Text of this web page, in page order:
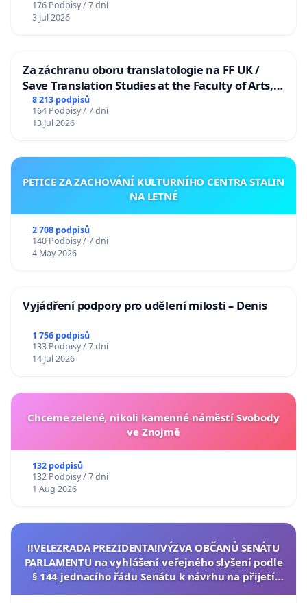
176 Podpisy / 7 dní
3 Jul 2026
Za záchranu oboru translatologie na FF UK /
Save Translation Studies at the Faculty of Arts,
Charles University
8 213 podpisů
164 Podpisy / 7 dní
13 Jul 2026
PETICE ZA ZACHOVÁNÍ KULTURNÍHO CENTRA STALIN
NA LETNÉ
2 708 podpisů
140 Podpisy / 7 dní
4 May 2026
Vyjádření podpory pro udělení milosti – Denis
1 756 podpisů
133 Podpisy / 7 dní
14 Jul 2026
Chceme zelené, nikoli kamenné náměstí Svobody
ve Znojmě
132 podpisů
132 Podpisy / 7 dní
1 Aug 2026
‼️VELEZRADA PREZIDENTA‼️VÝZVA OBČANŮ SENÁTU
PARLAMENTU na vyhlášení veřejného slyšení podle
§ 144 jednacího řádu Senátu k návrhu na přijetí